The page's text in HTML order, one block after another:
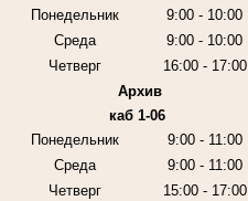
Понедельник
9:00 - 10:00
Среда
9:00 - 10:00
Четверг
16:00 - 17:00
Архив
каб 1-06
Понедельник
9:00 - 11:00
Среда
9:00 - 11:00
Четверг
15:00 - 17:00